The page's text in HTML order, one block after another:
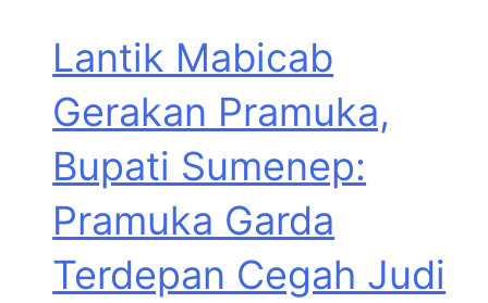
Lantik Mabicab
Gerakan Pramuka,
Bupati Sumenep:
Pramuka Garda
Terdepan Cegah Judi